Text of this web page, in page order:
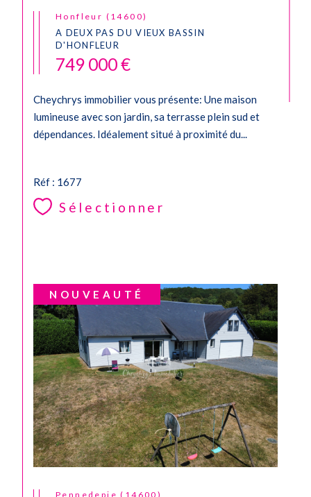
Honfleur (14600)
A DEUX PAS DU VIEUX BASSIN
D'HONFLEUR
749 000 €
Cheychrys immobilier vous présente: Une maison
lumineuse avec son jardin, sa terrasse plein sud et
dépendances. Idéalement situé à proximité du...
Réf : 1677
Sélectionner
NOUVEAUTÉ
Pennedepie (14600)